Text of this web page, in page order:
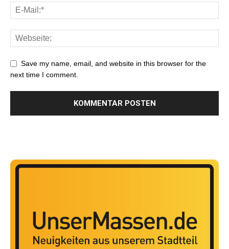
Save my name, email, and website in this browser for the
next time I comment.